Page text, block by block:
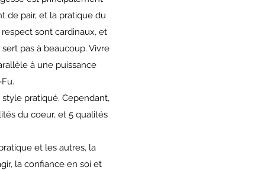
de pair, et la pratique du
sont cardinaux, et
pas à beaucoup. Vivre
à une puissance
pratiqué. Cependant,
du coeur, et 5 qualités
et les autres, la
la confiance en soi et